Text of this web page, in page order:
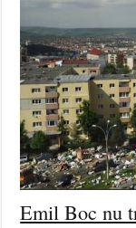
Emil Boc nu